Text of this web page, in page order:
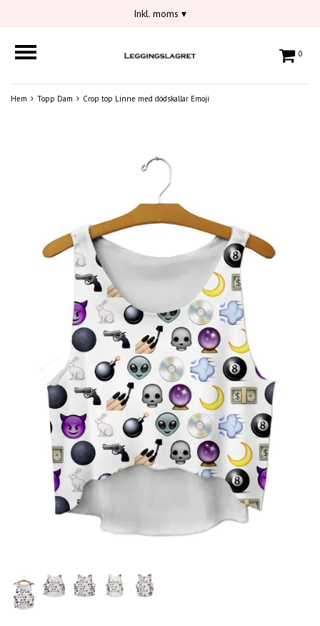
Inkl. moms ▾
0
Hem Topp Dam Crop top Linne med dödskallar Emoji